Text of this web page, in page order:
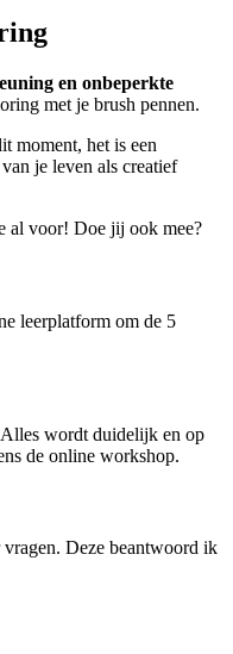
en onbeperkte
met je brush pennen.
moment, het is een
je leven als creatief
al voor! Doe jij ook mee?
leerplatform om de 5
wordt duidelijk en op
de online workshop.
Deze beantwoord ik